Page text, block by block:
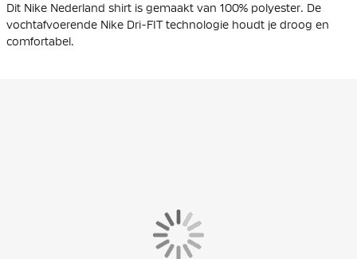
Dit Nike Nederland shirt is gemaakt van 100% polyester. De
vochtafvoerende Nike Dri-FIT technologie houdt je droog en
comfortabel.